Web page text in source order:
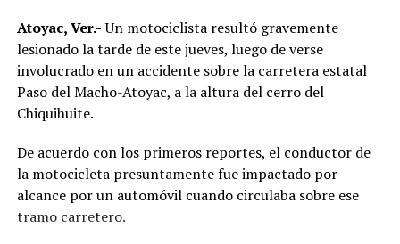
Atoyac, Ver.-Un motociclista resultó gravemente
lesionado la tarde de este jueves, luego de verse
involucrado en un accidente sobre la carretera estatal
Paso del Macho-Atoyac, a la altura del cerro del
Chiquihuite.
De acuerdo con los primeros reportes, el conductor de
la motocicleta presuntamente fue impactado por
alcance por un automóvil cuando circulaba sobre ese
tramo carretero.